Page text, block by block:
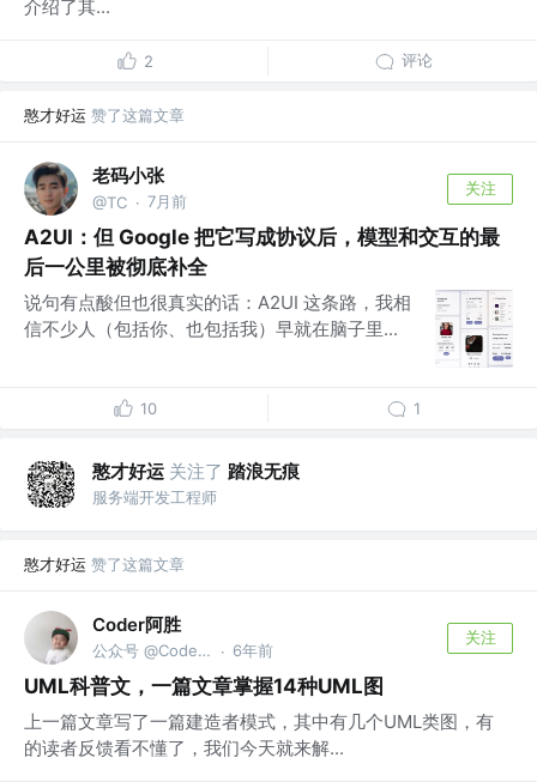
介绍了其...
2 评论
憨才好运 赞了这篇文章
老码小张
@TC · 7月前
关注
A2UI：但 Google 把它写成协议后，模型和交互的最
后一公里被彻底补全
说句有点酸但也很真实的话：A2UI 这条路，我相
信不少人（包括你、也包括我）早就在脑子里...
10 1
憨才好运 关注了 踏浪无痕
服务端开发工程师
憨才好运 赞了这篇文章
Coder阿胜
公众号 @Coder阿胜 · 6年前
关注
UML科普文，一篇文章掌握14种UML图
上一篇文章写了一篇建造者模式，其中有几个UML类图，有
的读者反馈看不懂了，我们今天就来解...